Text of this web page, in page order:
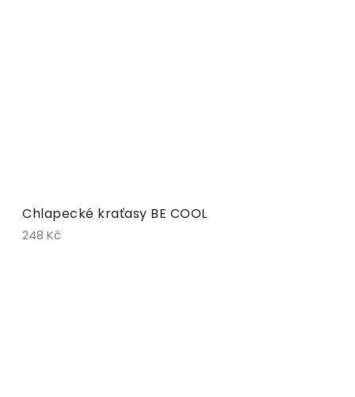
Chlapecké kraťasy BE COOL
248 Kč